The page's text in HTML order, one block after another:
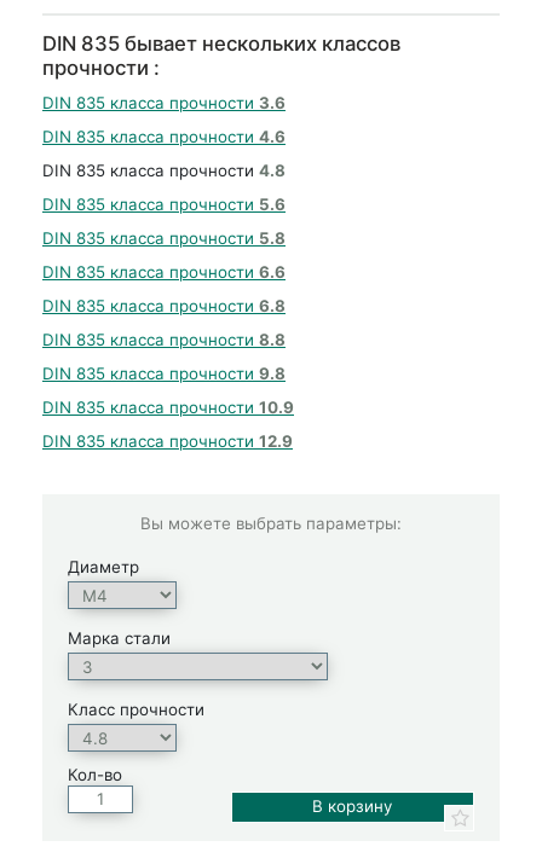
DIN 835 бывает нескольких классов
прочности :
DIN 835 класса прочности 3.6
DIN 835 класса прочности 4.6
DIN 835 класса прочности 4.8
DIN 835 класса прочности 5.6
DIN 835 класса прочности 5.8
DIN 835 класса прочности 6.6
DIN 835 класса прочности 6.8
DIN 835 класса прочности 8.8
DIN 835 класса прочности 9.8
DIN 835 класса прочности 10.9
DIN 835 класса прочности 12.9
Вы можете выбрать параметры:
Диаметр
Марка стали
Класс прочности
Кол-во